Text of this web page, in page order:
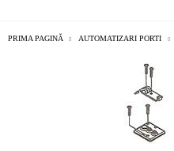
PRIMA PAGINĂ AUTOMATIZARI PORTI